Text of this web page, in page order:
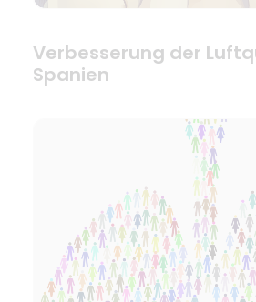
Verbesserung der
Spanien